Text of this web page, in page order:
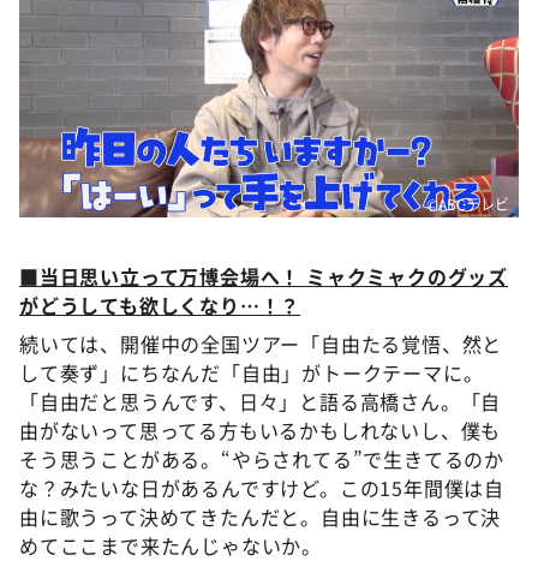
©ABCテレビ
■当日思い立って万博会場へ！ ミャクミャクのグッズ
がどうしても欲しくなり…！？
続いては、開催中の全国ツアー「自由たる覚悟、然と
して奏ず」にちなんだ「自由」がトークテーマに。
「自由だと思うんです、日々」と語る高橋さん。「自
由がないって思ってる方もいるかもしれないし、僕も
そう思うことがある。“やらされてる”で生きてるのか
な？みたいな日があるんですけど。この15年間僕は自
由に歌うって決めてきたんだと。自由に生きるって決
めてここまで来たんじゃないか。